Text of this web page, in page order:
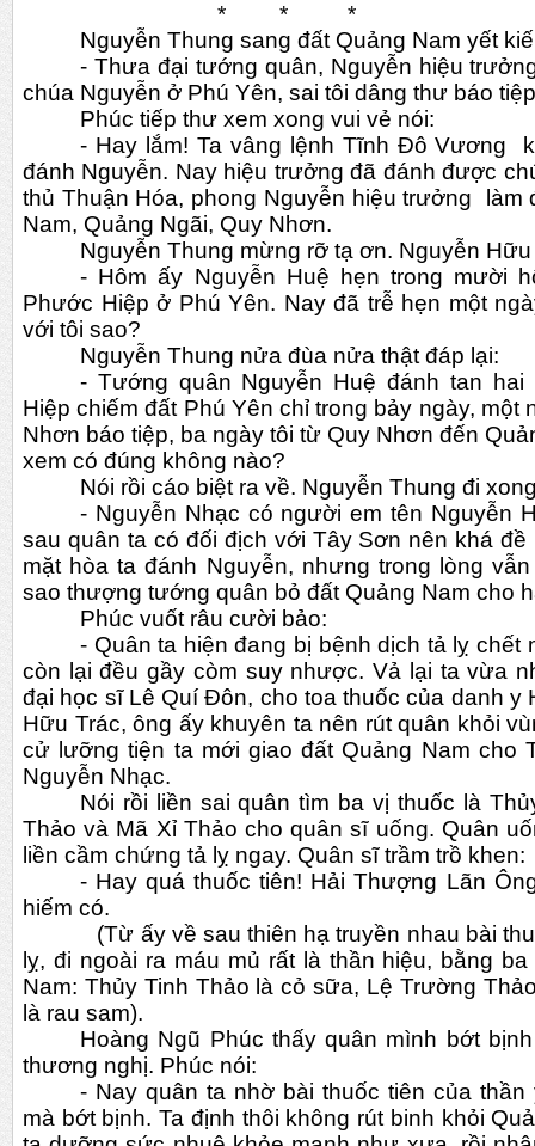
*         *          *
Nguyễn Thung sang đất Quảng Nam yết
- Thưa đại tướng quân, Nguyễn hiệu
chúa Nguyễn ở Phú Yên, sai tôi dâng thư báo
Phúc tiếp thư xem xong vui vẻ nói:
- Hay lắm! Ta vâng lệnh Tĩnh Đô Vương
đánh Nguyễn. Nay hiệu trưởng đã đánh được
thủ Thuận Hóa, phong Nguyễn hiệu trưởng  làm
Nam, Quảng Ngãi, Quy Nhơn.
Nguyễn Thung mừng rỡ tạ ơn. Nguyễn
- Hôm ấy Nguyễn Huệ hẹn trong mười
Phước Hiệp ở Phú Yên. Nay đã trễ hẹn một
với tôi sao?
Nguyễn Thung nửa đùa nửa thật đáp lại:
- Tướng quân Nguyễn Huệ đánh tan
Hiệp chiếm đất Phú Yên chỉ trong bảy ngày, một
Nhơn báo tiệp, ba ngày tôi từ Quy Nhơn đến
xem có đúng không nào?
Nói rồi cáo biệt ra về. Nguyễn Thung đi
- Nguyễn Nhạc có người em tên Nguyễn
sau quân ta có đối địch với Tây Sơn nên khá
mặt hòa ta đánh Nguyễn, nhưng trong lòng
sao thượng tướng quân bỏ đất Quảng Nam cho
Phúc vuốt râu cười bảo:
- Quân ta hiện đang bị bệnh dịch tả lỵ chết
còn lại đều gầy còm suy nhược. Vả lại ta vừa
đại học sĩ Lê Quí Đôn, cho toa thuốc của danh y
Hữu Trác, ông ấy khuyên ta nên rút quân khỏi
cử lưỡng tiện ta mới giao đất Quảng Nam cho
Nguyễn Nhạc.
Nói rồi liền sai quân tìm ba vị thuốc là
Thảo và Mã Xỉ Thảo cho quân sĩ uống. Quân
liền cầm chứng tả lỵ ngay. Quân sĩ trầm trồ khen:
- Hay quá thuốc tiên! Hải Thượng Lãn
hiếm có.
lỵ, đi ngoài ra máu mủ rất là thần hiệu, bằng
Nam: Thủy Tinh Thảo là cỏ sữa, Lệ Trường
là rau sam).
Hoàng Ngũ Phúc thấy quân mình bớt
thương nghị. Phúc nói:
- Nay quân ta nhờ bài thuốc tiên của
mà bớt bịnh. Ta định thôi không rút binh khỏi